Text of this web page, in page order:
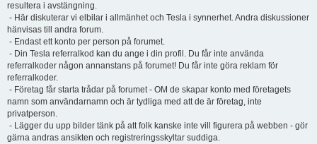
resultera i avstängning.
- Här diskuterar vi elbilar i allmänhet och Tesla i synnerhet. Andra diskussioner
hänvisas till andra forum.
- Endast ett konto per person på forumet.
- Din Tesla referralkod kan du ange i din profil. Du får inte använda
referralkoder någon annanstans på forumet! Du får inte göra reklam för
referralkoder.
- Företag får starta trådar på forumet - OM de skapar konto med företagets
namn som användarnamn och är tydliga med att de är företag, inte
privatperson.
- Lägger du upp bilder tänk på att folk kanske inte vill figurera på webben - gör
gärna andras ansikten och registreringsskyltar suddiga.